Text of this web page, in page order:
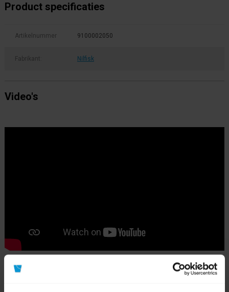
Product specificaties
Artikelnummer 9100002050
Fabrikant: Nilfisk
Video's